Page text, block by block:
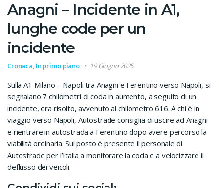
Anagni – Incidente in A1,
lunghe code per un
incidente
Cronaca, In primo piano 19 Giugno 2025
Sulla A1 Milano – Napoli tra Anagni e Ferentino verso Napoli, si
segnalano 7 chilometri di coda in aumento, a seguito di un
incidente, ora risolto, avvenuto al chilometro 616. A chi è in
viaggio verso Napoli, Autostrade consiglia di uscire ad Anagni
e rientrare in autostrada a Ferentino dopo avere percorso la
viabilità ordinaria. Sul posto è presente il personale di
Autostrade per l’Italia a monitorare la coda e a velocizzare il
deflusso dei veicoli.